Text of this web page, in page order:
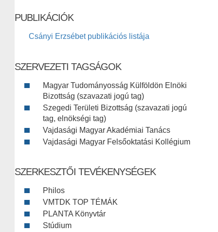
PUBLIKÁCIÓK
Csányi Erzsébet publikációs listája
SZERVEZETI TAGSÁGOK
Magyar Tudományosság Külföldön Elnöki
Bizottság (szavazati jogú tag)
Szegedi Területi Bizottság (szavazati jogú
tag, elnökségi tag)
Vajdasági Magyar Akadémiai Tanács
Vajdasági Magyar Felsőoktatási Kollégium
SZERKESZTŐI TEVÉKENYSÉGEK
Philos
VMTDK TOP TÉMÁK
PLANTA Könyvtár
Stúdium